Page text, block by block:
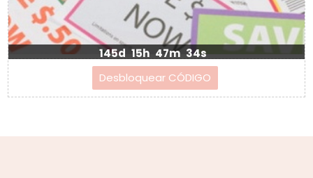
145d 15h 47m 33s